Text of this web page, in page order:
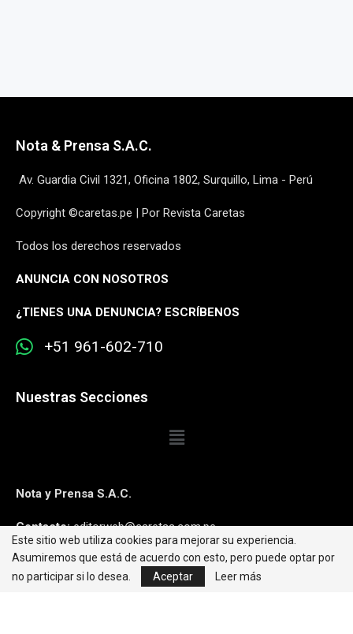
Nota & Prensa S.A.C.
Av. Guardia Civil 1321, Oficina 1802, Surquillo, Lima - Perú
Copyright ©caretas.pe | Por Revista Caretas
Todos los derechos reservados
ANUNCIA CON NOSOTROS
¿TIENES UNA DENUNCIA? ESCRÍBENOS
+51 961-602-710
Nuestras Secciones
Nota y Prensa S.A.C.
Contacto:editorweb@caretas.com.pe
Síguenos:
Este sitio web utiliza cookies para mejorar su experiencia.
Asumiremos que está de acuerdo con esto, pero puede optar por
no participar si lo desea.
Aceptar Leer más